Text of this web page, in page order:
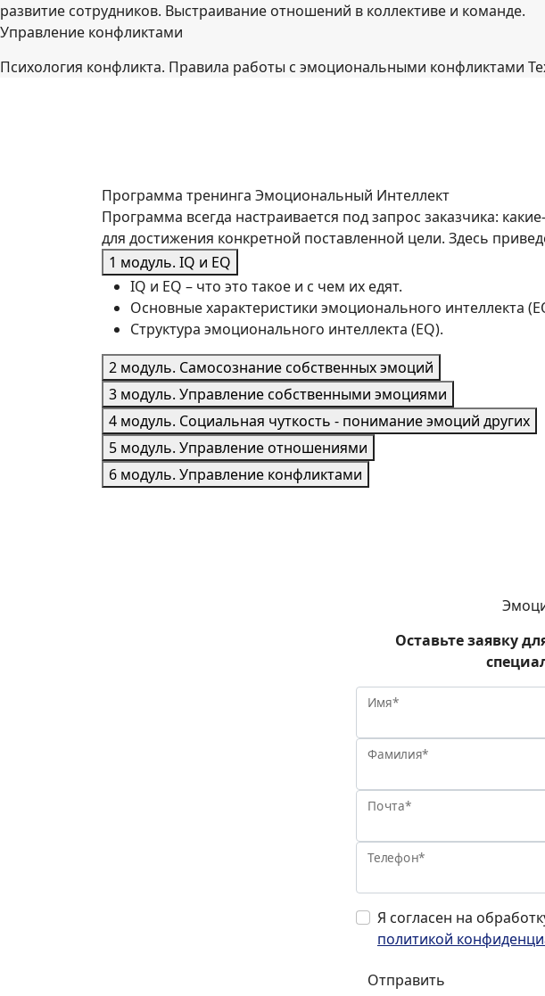
развитие сотрудников. Выстраивание отношений в коллективе и команде.
Управление конфликтами
Психология конфликта. Правила работы с эмоциональными конфликтами
Программа тренинга Эмоциональный Интеллект
Программа всегда настраивается под запрос заказчика:
для достижения конкретной поставленной цели. Здесь
1 модуль. IQ и EQ
IQ и EQ – что это такое и с чем их едят.
Основные характеристики эмоционального интеллекта
Структура эмоционального интеллекта (EQ).
2 модуль. Самосознание собственных эмоций
3 модуль. Управление собственными эмоциями
4 модуль. Социальная чуткость - понимание эмоций других
5 модуль. Управление отношениями
6 модуль. Управление конфликтами
Оставьте заявку
Имя*
Фамилия*
Почта*
Телефон*
Я согласен на
политикой